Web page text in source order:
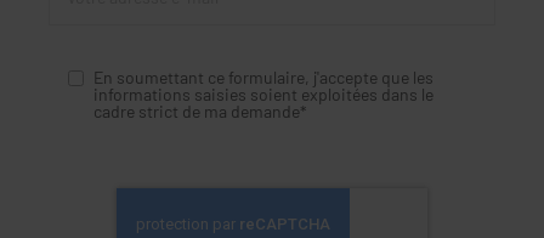
En soumettant ce formulaire, j'accepte que les
informations saisies soient exploitées dans le
cadre strict de ma demande*